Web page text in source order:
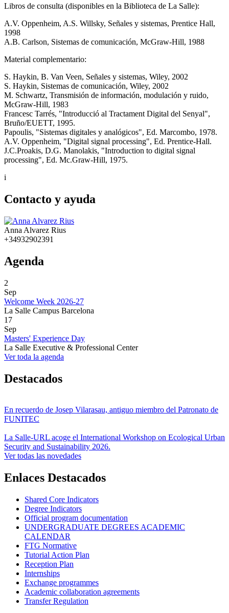
Libros de consulta (disponibles en la Biblioteca de La Salle):
A.V. Oppenheim, A.S. Willsky, Señales y sistemas, Prentice Hall,
1998
A.B. Carlson, Sistemas de comunicación, McGraw-Hill, 1988
Material complementario:
S. Haykin, B. Van Veen, Señales y sistemas, Wiley, 2002
S. Haykin, Sistemas de comunicación, Wiley, 2002
M. Schwartz, Transmisión de información, modulación y ruido,
McGraw-Hill, 1983
Francesc Tarrés, "Introducció al Tractament Digital del Senyal",
Bruño/EUETT, 1995.
Papoulis, "Sistemas digitales y analógicos", Ed. Marcombo, 1978.
A.V. Oppenheim, "Digital signal processing", Ed. Prentice-Hall.
J.C.Proakis, D.G. Manolakis, "Introduction to digital signal
processing", Ed. Mc.Graw-Hill, 1975.
i
Contacto y ayuda
Anna Alvarez Rius
+34932902391
Agenda
2
Sep
Welcome Week 2026-27
La Salle Campus Barcelona
17
Sep
Masters' Experience Day
La Salle Executive & Professional Center
Ver toda la agenda
Destacados
En recuerdo de Josep Vilarasau, antiguo miembro del Patronato de
FUNITEC
La Salle-URL acoge el International Workshop on Ecological Urban
Security and Sustainability 2026.
Ver todas las novedades
Enlaces Destacados
Shared Core Indicators
Degree Indicators
Official program documentation
UNDERGRADUATE DEGREES ACADEMIC
CALENDAR
FTG Normative
Tutorial Action Plan
Reception Plan
Internships
Exchange programmes
Academic collaboration agreements
Transfer Regulation